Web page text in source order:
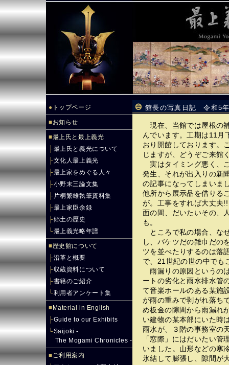
● トップページ
■お知らせ
■最上氏と最上義光
├最上氏と義光について
├文化人最上義光
├最上家をめぐる人々
├小野末三論文集
├ 片桐繁雄執筆資料集
├最上家臣余録
├郷土の歴史
└最上義光略年譜
■歴史館について
├沿革と概要
├収蔵資料について
├書籍のご紹介
└利用者アンケート集
■ Material in English
├Guide to our Exhibits
└Saijoki -
The Mogami Chronicles -
■ご利用案内
館長の写真日記 令和5
現在、当館では屋根の
んでいます。工期は11月
おり開館しております。
じますが、どうぞご来館
実はタイミング悪く、
発生、それが出入りの新
の記事になってしまいま
他所から展示品を借りる
が。工事をすれば大丈夫
面の間、だいたいその、
も。
ところで私の場合、な
し、バケツだの雑巾だの
ツを並べたりするのは落
で、21世紀の世の中でも
雨漏りの原因というの
ートの劣化と雨水排水管
て音楽ホールのある某施
が雨の重みで剥がれ落ち
め板金の隙間から雨漏れ
い建物の某本部にいた時
雨水が、３階の事務室の
「窓際」にはだいたい
いました。山形などの寒
氷結して膨張し、隙間が